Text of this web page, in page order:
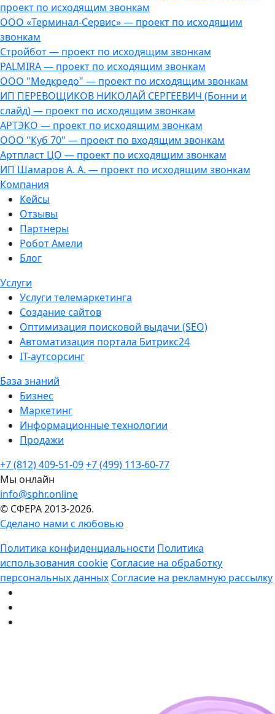
проект по исходящим звонкам
ООО «Терминал-Сервис» — проект по исходящим
звонкам
Стройбот — проект по исходящим звонкам
PALMIRA — проект по исходящим звонкам
ООО "Медкредо" — проект по исходящим звонкам
ИП ПЕРЕВОЩИКОВ НИКОЛАЙ СЕРГЕЕВИЧ (Бонни и
слайд) — проект по исходящим звонкам
АРТЭКО — проект по исходящим звонкам
ООО "Куб 70" — проект по входящим звонкам
Артпласт ЦО — проект по исходящим звонкам
ИП Шамаров А. А. — проект по исходящим звонкам
Компания
Кейсы
Отзывы
Партнеры
Робот Амели
Блог
Услуги
Услуги телемаркетинга
Создание сайтов
Оптимизация поисковой выдачи (SEO)
Автоматизация портала Битрикс24
IT-аутсорсинг
База знаний
Бизнес
Маркетинг
Информационные технологии
Продажи
+7 (812) 409-51-09+7 (499) 113-60-77
Мы онлайн
info@sphr.online
© СФЕРА 2013-2026.
Сделано нами с любовью
Политика конфиденциальности Политика
использования cookie Согласие на обработку
персональных данных Согласие на рекламную рассылку